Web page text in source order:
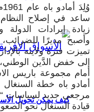
كيف يمكن تحويل
ساعد في إصلاح
زيادة إيرادات الدولة
وأصبح مديرًا للضرائب،
تميزت فترة ولايته
إلى خفض الدَّين الوطني،
أمادو باه خطة السنغال
مرجعي جديد لسياسات
قيادة السنغال نحو الصعود